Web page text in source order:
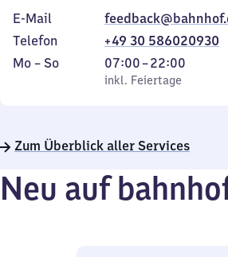
E-Mail
Telefon
+49 30 586020930
Montag
Mo – So,
inkl. Feiertage
07:00–22:00
Von
7
22
inkl. Feiertage
Zum Überblick aller Services
Neu auf